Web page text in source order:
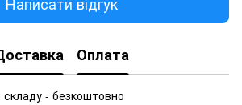
Оплата
- безкоштовно